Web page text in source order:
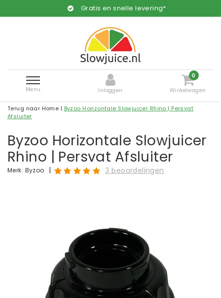
Gratis en snelle levering*
Menu Inloggen
0
Winkelwagen
Terug naar Home | Byzoo Horizontale Slowjuicer Rhino | Persvat
Afsluiter
Byzoo Horizontale Slowjuicer
Rhino | Persvat Afsluiter
Merk: Byzoo | 3 beoordelingen